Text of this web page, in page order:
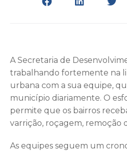
A Secretaria de
trabalhando fortemente na
urbana com a sua equipe,
município diariamente. O
permite que os bairros
varrição, roçagem, remoção
As equipes seguem um